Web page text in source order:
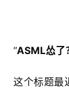
“ASML怂了
这个标题最